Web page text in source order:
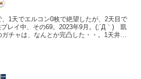
1天でエルコン0枚で絶望したが、2天目で
レイ中、その69。2023年9月。(;´Д｀) 凱
チャは、なんとか完凸した・・。1天井で